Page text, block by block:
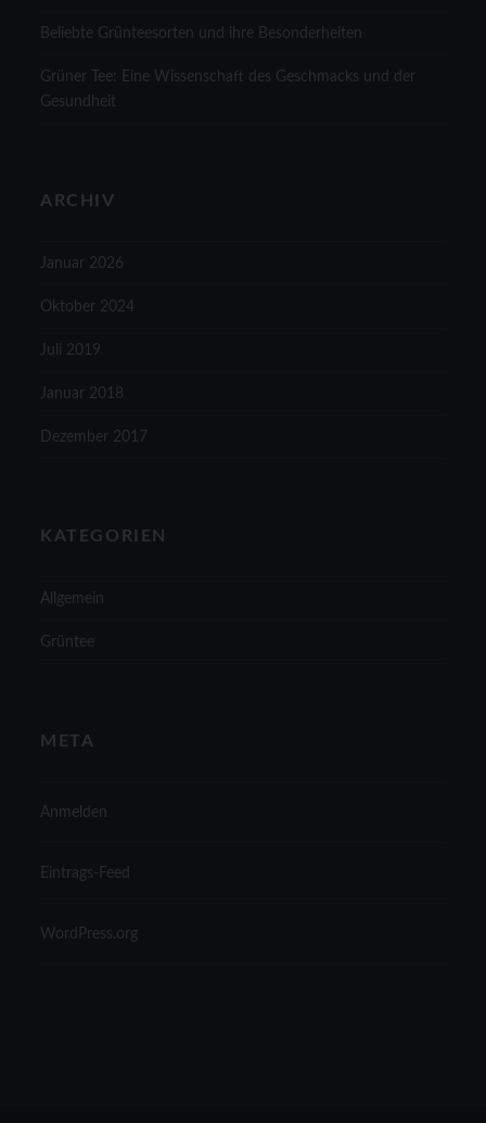
Beliebte Grünteesorten und ihre Besonderheiten
Grüner Tee: Eine Wissenschaft des Geschmacks und der
Gesundheit
ARCHIV
Januar 2026
Oktober 2024
Juli 2019
Januar 2018
Dezember 2017
KATEGORIEN
Allgemein
Grüntee
META
Anmelden
Eintrags-Feed
WordPress.org